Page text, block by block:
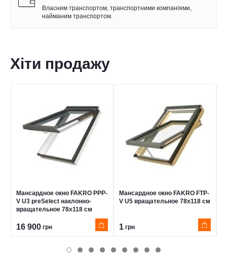
Власним транспортом, транспортними компаніями,
найманим транспортом.
Хіти продажу
Мансардное окно FAKRO PPP-
V U3 preSelect наклонно-
вращательное 78x118 см
16 900 грн
Мансардное окно FAKRO FTP-
V U5 вращательное 78x118 см
1 грн